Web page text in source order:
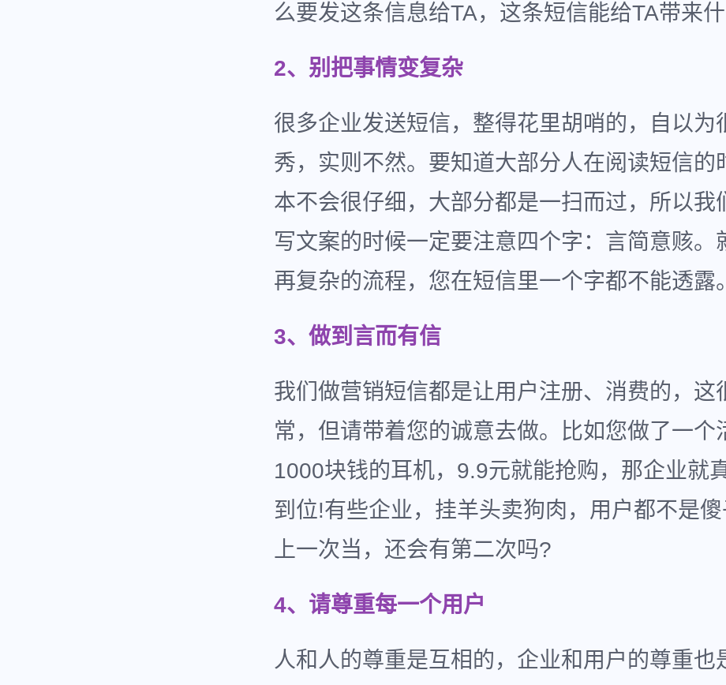
么要发这条信息给TA，这条短信能给TA带来什
2、别把事情变复杂
很多企业发送短信，整得花里胡哨的，自以为
秀，实则不然。要知道大部分人在阅读短信的
本不会很仔细，大部分都是一扫而过，所以我
写文案的时候一定要注意四个字：言简意赅。
再复杂的流程，您在短信里一个字都不能透露。
3、做到言而有信
我们做营销短信都是让用户注册、消费的，这
常，但请带着您的诚意去做。比如您做了一个
1000块钱的耳机，9.9元就能抢购，那企业就
到位!有些企业，挂羊头卖狗肉，用户都不是傻
上一次当，还会有第二次吗?
4、请尊重每一个用户
人和人的尊重是互相的，企业和用户的尊重也